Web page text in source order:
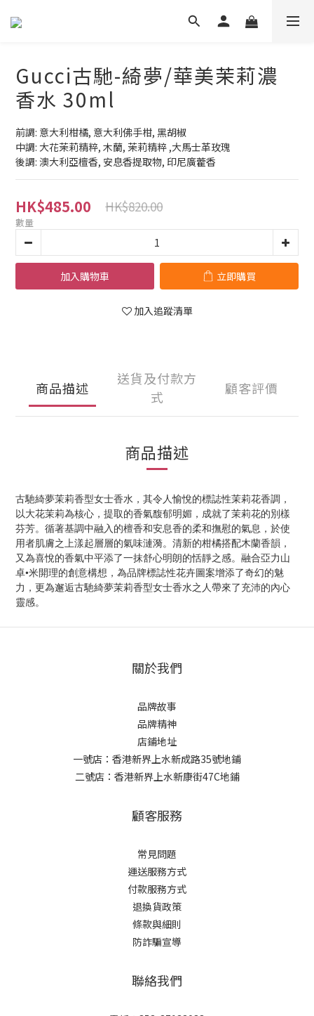
Gucci古馳-綺夢/華美茉莉濃
香水 30ml
前調: 意大利柑橘, 意大利佛手柑, 黑胡椒
中調: 大花茉莉精粹, 木蘭, 茉莉精粹 ,大馬士革玫瑰
後調: 澳大利亞檀香, 安息香提取物, 印尼廣藿香
HK$485.00 HK$820.00
數量
加入購物車 立即購買
加入追蹤清單
商品描述
送貨及付款方
式
顧客評價
商品描述
古馳綺夢茉莉香型女士香水，其令人愉悅的標誌性茉莉花香調，
以大花茉莉為核心，提取的香氣馥郁明媚，成就了茉莉花的別樣
芬芳。循著基調中融入的檀香和安息香的柔和撫慰的氣息，於使
用者肌膚之上漾起層層的氣味漣漪。清新的柑橘搭配木蘭香韻，
又為喜悅的香氣中平添了一抹舒心明朗的恬靜之感。融合亞力山
卓•米開理的創意構想，為品牌標誌性花卉圖案增添了奇幻的魅
力，更為邂逅古馳綺夢茉莉香型女士香水之人帶來了充沛的內心
靈感。
關於我們
品牌故事
品牌精神
店鋪地址
一號店：香港新界上水新成路35號地鋪
二號店：香港新界上水新康街47C地鋪
顧客服務
常見問題
運送服務方式
付款服務方式
退換貨政策
條款與細則
防詐騙宣導
聯絡我們